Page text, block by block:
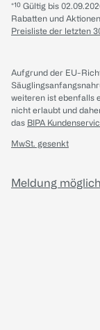
*¹⁰ Gültig bis
Rabatten und
Preisliste der letzten
Aufgrund der EU-
weiteren ist ebenfalls
nicht erlaubt und
das BIPA
MwSt. gesenkt
Meldung